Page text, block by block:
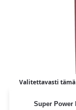
Valitettavasti
Super Power